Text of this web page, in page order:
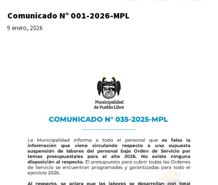
Comunicado N° 001-2026-MPL
9 enero, 2026